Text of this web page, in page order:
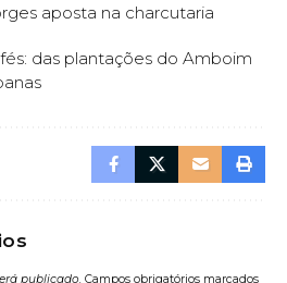
aposta na charcutaria
das plantações do Amboim
publicado. Campos obrigatórios marcados